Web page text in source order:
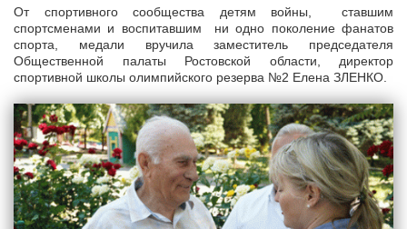
От спортивного сообщества детям войны, ставшим
спортсменами и воспитавшим ни одно поколение фанатов
спорта, медали вручила заместитель председателя
Общественной палаты Ростовской области, директор
спортивной школы олимпийского резерва №2 Елена ЗЛЕНКО.